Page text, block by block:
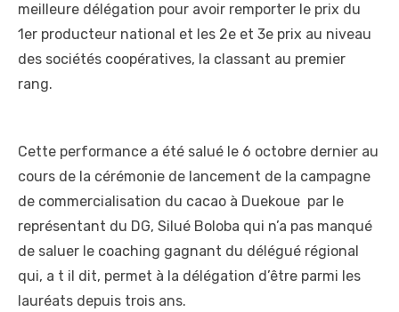
meilleure délégation pour avoir remporter le prix du
1er producteur national et les 2e et 3e prix au niveau
des sociétés coopératives, la classant au premier
rang.
Cette performance a été salué le 6 octobre dernier au
cours de la cérémonie de lancement de la campagne
de commercialisation du cacao à Duekoue par le
représentant du DG, Silué Boloba qui n’a pas manqué
de saluer le coaching gagnant du délégué régional
qui, a t il dit, permet à la délégation d’être parmi les
lauréats depuis trois ans.